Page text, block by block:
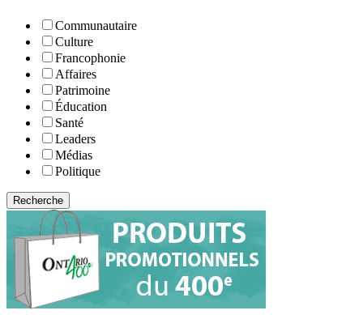
Communautaire
Culture
Francophonie
Affaires
Patrimoine
Éducation
Santé
Leaders
Médias
Politique